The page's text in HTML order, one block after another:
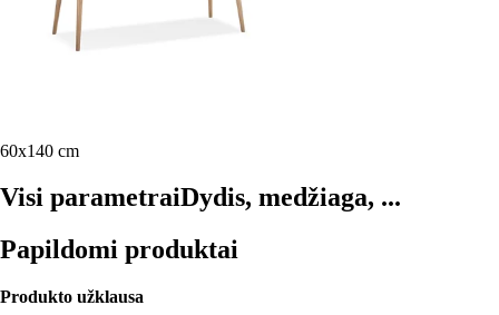
60x140 cm
Visi parametraiDydis, medžiaga, ...
Papildomi produktai
Produkto užklausa